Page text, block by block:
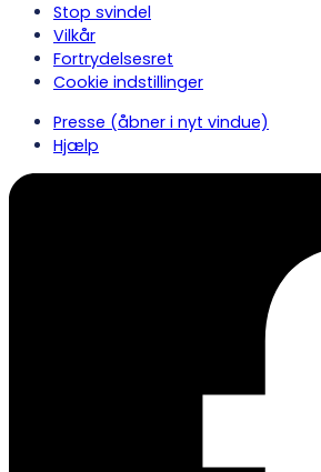
Stop svindel
Vilkår
Fortrydelsesret
Cookie indstillinger
Presse (åbner i nyt vindue)
Hjælp